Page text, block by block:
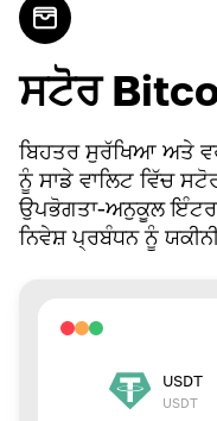
ਸਟੋਰ
ਬਿਹਤਰ ਸੁਰੱਖਿਆ ਅਤੇ
ਨੂੰ ਸਾਡੇ ਵਾਲਿਟ ਵਿੱਚ
ਉਪਭੋਗਤਾ-ਅਨੁਕੂਲ
ਨਿਵੇਸ਼ ਪ੍ਰਬੰਧਨ ਨੂੰ
USDT
USDT